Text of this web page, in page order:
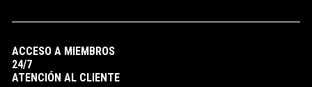
ACCESO A MIEMBROS
24/7
ATENCIÓN AL CLIENTE